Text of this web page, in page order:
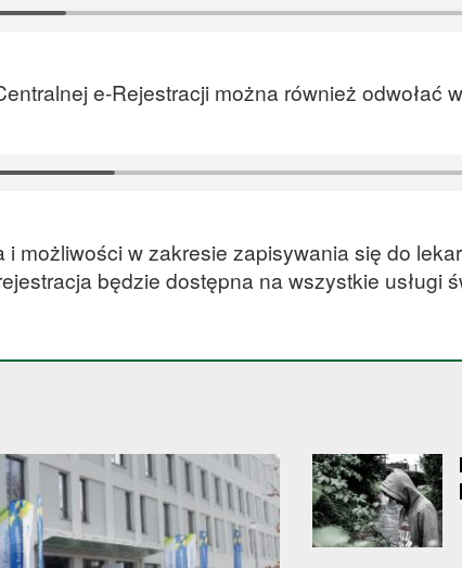
e-Rejestracji można również odwołać
i możliwości w zakresie zapisywania się do
będzie dostępna na wszystkie usługi